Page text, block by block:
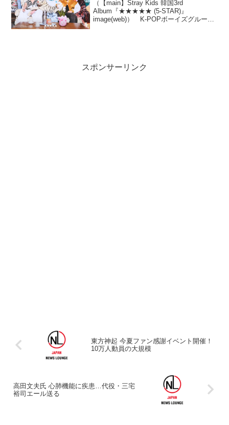
（【main】Stray Kids 韓国3rd
Album『★★★★★ (5-STAR)』
image(web)） K-POPボーイズグループ
スポンサーリンク
東方神起 今夏ファン感謝イベント開催！
10万人動員の大規模
高田文夫氏 心肺機能に疾患…代役・三宅
裕司エール送る